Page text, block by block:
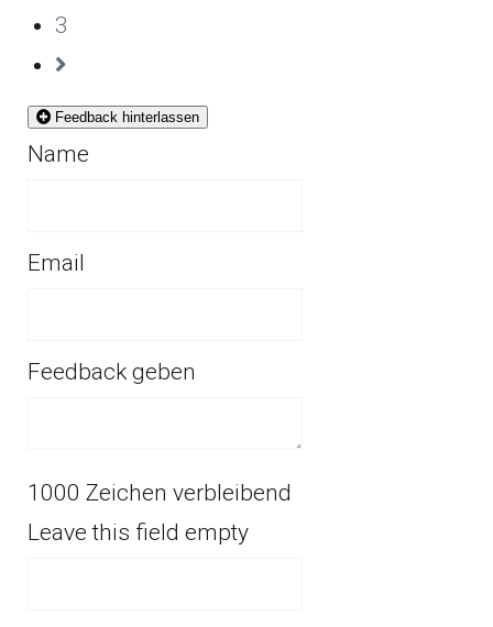
3
Feedback hinterlassen
Name
Email
Feedback geben
1000 Zeichen verbleibend
Leave this field empty